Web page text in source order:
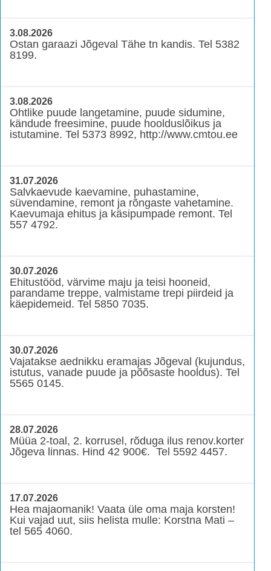
3.08.2026
Ostan garaazi Jõgeval Tähe tn kandis. Tel 5382
8199.
3.08.2026
Ohtlike puude langetamine, puude sidumine,
kändude freesimine, puude hoolduslõikus ja
istutamine. Tel 5373 8992, http://www.cmtou.ee
31.07.2026
Salvkaevude kaevamine, puhastamine,
süvendamine, remont ja rõngaste vahetamine.
Kaevumaja ehitus ja käsipumpade remont. Tel
557 4792.
30.07.2026
Ehitustööd, värvime maju ja teisi hooneid,
parandame treppe, valmistame trepi piirdeid ja
käepidemeid. Tel 5850 7035.
30.07.2026
Vajatakse aednikku eramajas Jõgeval (kujundus,
istutus, vanade puude ja põõsaste hooldus). Tel
5565 0145.
28.07.2026
Müüa 2-toal, 2. korrusel, rõduga ilus renov.korter
Jõgeva linnas. Hind 42 900€. Tel 5592 4457.
17.07.2026
Hea majaomanik! Vaata üle oma maja korsten!
Kui vajad uut, siis helista mulle: Korstna Mati –
tel 565 4060.